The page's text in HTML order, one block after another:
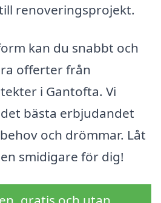
renoveringsprojekt.
kan du snabbt och
offerter från
i Gantofta. Vi
bästa erbjudandet
och drömmar. Låt
smidigare för dig!